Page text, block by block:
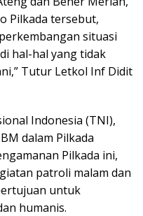
Pilkada tersebut,
situasi
hal-hal yang tidak
Tutur Letkol Inf Didit
Indonesia (TNI),
dalam Pilkada
Pilkada ini,
patroli malam dan
untuk
humanis.